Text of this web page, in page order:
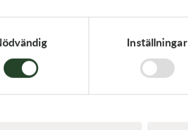
Inställningar